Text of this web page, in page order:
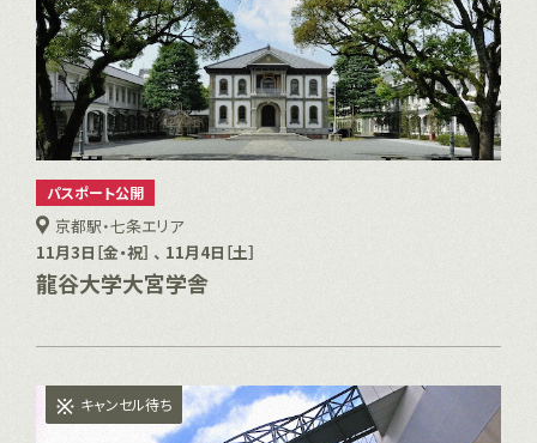
パスポート公開
京都駅・七条エリア
11月3日［金・祝］ 、 11月4日［土］
龍谷大学大宮学舎
キャンセル待ち